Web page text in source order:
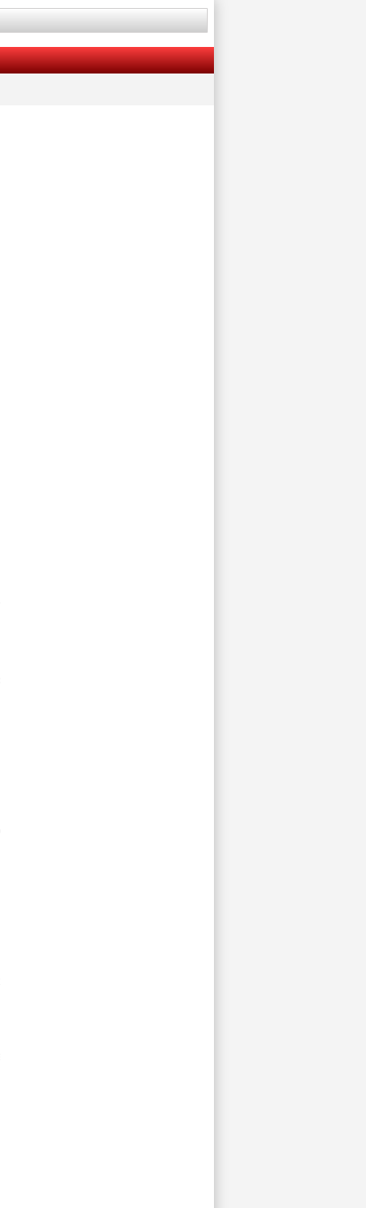
спорту на зразок бігу, дайвінгу, серфінгу;
керування іншими пристроями з екосистеми;
зі смартфоном;
занять спортом;
яких потрібно звернутися до лікаря;
життя;